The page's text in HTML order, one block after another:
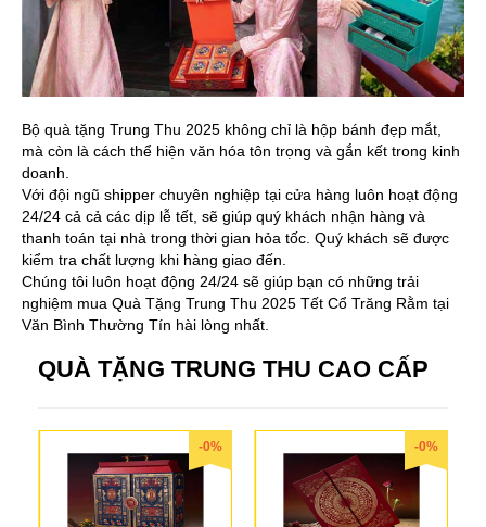
Bộ quà tặng Trung Thu 2025 không chỉ là hộp bánh đẹp mắt,
mà còn là cách thể hiện văn hóa tôn trọng và gắn kết trong kinh
doanh.
Với đội ngũ shipper chuyên nghiệp tại cửa hàng luôn hoạt động
24/24 cả cả các dịp lễ tết, sẽ giúp quý khách nhận hàng và
thanh toán tại nhà trong thời gian hỏa tốc. Quý khách sẽ được
kiểm tra chất lượng khi hàng giao đến.
Chúng tôi luôn hoạt động 24/24 sẽ giúp bạn có những trải
nghiệm mua Quà Tặng Trung Thu 2025 Tết Cổ Trăng Rằm tại
Văn Bình Thường Tín hài lòng nhất.
QUÀ TẶNG TRUNG THU CAO CẤP
-0% -0%